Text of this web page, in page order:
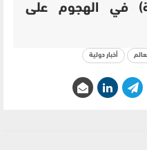
في الهجوم على
أخبار دولية